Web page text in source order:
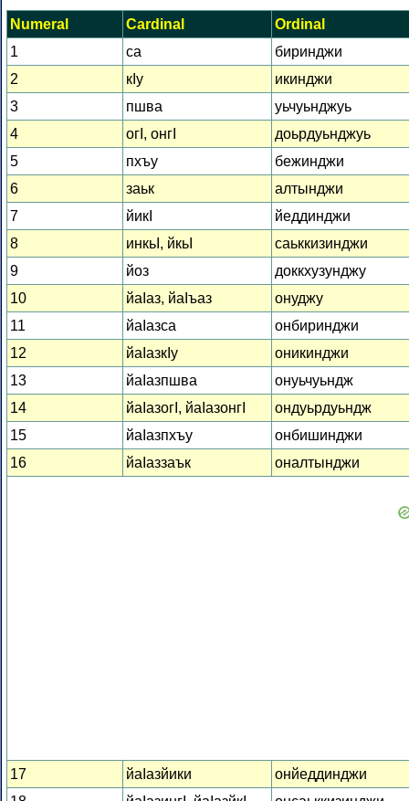
Numeral Cardinal
Ordinal
1
са
биринджи
2
кІу
икинджи
3
пшва
уьчуьнджуь
4
огІ, онгІ
доьрдуьнджуь
5
пхъу
бежинджи
6
заьк
алтынджи
7
йикІ
йеддинджи
8
инкьІ, йкьІ
саьккизинджи
9
йоз
доккхузунджу
10
йаІаз, йаІъаз
онуджу
11
йаІазса
онбиринджи
12
йаІазкІу
оникинджи
13
йаІазпшва
онуьчуьндж
14
йаІазогІ, йаІазонгІ
ондуьрдуьндж
15
йаІазпхъу
онбишинджи
16
йаІаззаък оналтынджи
17 йаІазйики
онйеддинджи